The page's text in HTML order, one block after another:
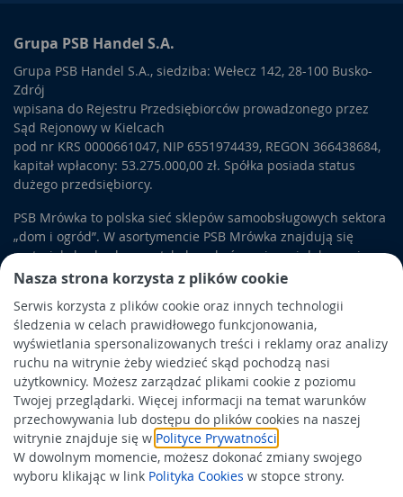
Nasza strona korzysta z plików cookie
Serwis korzysta z plików cookie oraz innych technologii
śledzenia w celach prawidłowego funkcjonowania,
wyświetlania spersonalizowanych treści i reklamy oraz analizy
ruchu na witrynie żeby wiedzieć skąd pochodzą nasi
użytkownicy. Możesz zarządzać plikami cookie z poziomu
Twojej przeglądarki. Więcej informacji na temat warunków
przechowywania lub dostępu do plików cookies na naszej
witrynie znajduje się w Polityce Prywatności
W dowolnym momencie, możesz dokonać zmiany swojego
wyboru klikając w link Polityka Cookies w stopce strony.
Grupa PSB Handel S.A.
Grupa PSB Handel S.A., siedziba: Wełecz 142, 28-100 Busko-
Zdrój
wpisana do Rejestru Przedsiębiorców prowadzonego przez
Sąd Rejonowy w Kielcach
pod nr KRS 0000661047, NIP 6551974439, REGON 366438684,
kapitał wpłacony: 53.275.000,00 zł. Spółka posiada status
dużego przedsiębiorcy.
PSB Mrówka to polska sieć sklepów samoobsługowych sektora
„dom i ogród”. W asortymencie PSB Mrówka znajdują się
materiały budowlane, artykuły wykończeniowe i dekoracyjne,
wyposażenie łazienek i kuchni, elektronarzędzia, a także
artykuły związane z ogrodem i otoczeniem domu.
Obowiązek informacyjny
Polityka prywatności
Polityka Cookies
Odbiór zużytego sprzętu
Wspierają nas: